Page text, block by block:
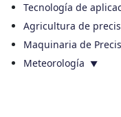
Tecnología de
Agricultura de
Maquinaria de
Meteorología